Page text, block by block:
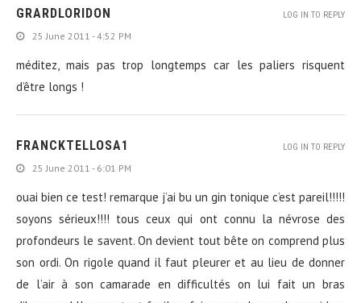
GRARDLORIDON
25 June 2011 - 4:52 PM
méditez, mais pas trop longtemps car les paliers risquent
d’être longs !
LOG IN TO REPLY
FRANCKTELLOSA1
25 June 2011 - 6:01 PM
ouai bien ce test! remarque j’ai bu un gin tonique c’est pareil!!!!!
soyons sérieux!!!! tous ceux qui ont connu la névrose des
profondeurs le savent. On devient tout bête on comprend plus
son ordi. On rigole quand il faut pleurer et au lieu de donner
de l’air à son camarade en difficultés on lui fait un bras
LOG IN TO REPLY